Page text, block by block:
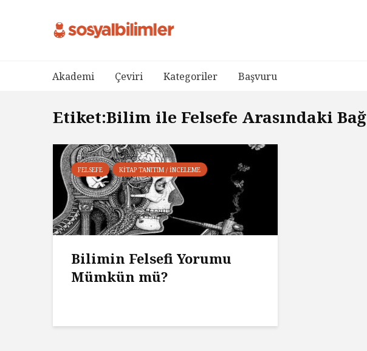
Akademi Çeviri Kategoriler Başvuru
Etiket:Bilim ile Felsefe Arasındaki Bağ
FELSEFE KITAP TANITIM / İNCELEME
Bilimin Felsefi Yorumu
Mümkün mü?